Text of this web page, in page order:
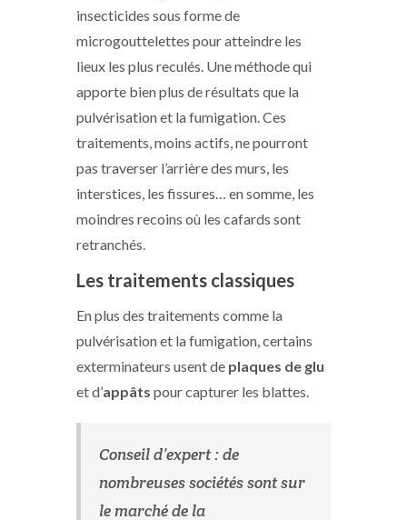
insecticides sous forme de
microgouttelettes pour atteindre les
lieux les plus reculés. Une méthode qui
apporte bien plus de résultats que la
pulvérisation et la fumigation. Ces
traitements, moins actifs, ne pourront
pas traverser l’arrière des murs, les
interstices, les fissures… en somme, les
moindres recoins où les cafards sont
retranchés.
Les traitements classiques
En plus des traitements comme la
pulvérisation et la fumigation, certains
exterminateurs usent de plaques de glu
et d’appâts pour capturer les blattes.
Conseil d’expert : de
nombreuses sociétés sont sur
le marché de la